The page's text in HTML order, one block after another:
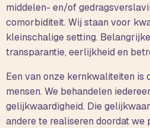
middelen- en/of
comorbiditeit. Wij staan voor
kleinschalige setting.
transparantie, eerlijkheid en
Een van onze kernkwaliteiten is
mensen. We behandelen
gelijkwaardigheid. Die
andere te realiseren doordat